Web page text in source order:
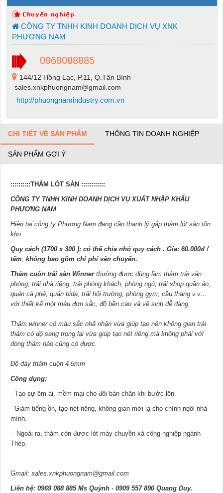
CÔNG TY TNHH KINH DOANH DỊCH VỤ XNK
PHƯƠNG NAM
0969088885
144/12 Hồng Lạc, P.11, Q.Tân Bình
sales.xnkphuongnam@gmail.com
http://phuongnamindustry.com.vn
CHI TIẾT VỀ SẢN PHẨM THÔNG TIN DOANH NGHIỆP
SẢN PHẨM GỢI Ý
::::::::::THẢM LÓT SÀN ::::::::::::
CÔNG TY TNHH KINH DOANH DỊCH VỤ XUẤT NHẬP KHẨU
PHƯƠNG NAM
Hiện tại công ty Phương Nam đang cần thanh lý gấp thảm lót sàn tồn
kho.
Quy cách (1700 x 300 ): có thể chia nhỏ quy cách . Gía: 60.000đ /
tấm, không bao gồm chi phí vận chuyển.
Thảm cuộn trải sàn Winnerthường được dùng làm thảm trải văn
phòng, trải nhà riêng, trải phòng khách, phòng ngủ, trải shop quần áo,
quán cà phê, quán bida, trải hội trường, phòng gym, cầu thang v.v…
với thiết kế một màu đơn sắc, đồ bền cao và vệ sinh dễ dàng.
Thảm winner có màu sắc nhã nhặn vừa giúp tạo nên không gian trải
thảm có dộ sang trọng lại vừa giúp tạo nét riêng mà không phải với
dòng thảm nào cũng có được.
Độ dày thảm cuộn 4-5mm
Công dụng:
- Tạo sự êm ái, mềm mại cho đôi bàn chân khi bước lên.
- Giảm tiếng ồn, tạo nét riêng, không gian mới lạ cho chính ngôi nhà
mình.
- Ngoài ra, thảm còn được lót máy chuyền xả công nghiệp ngành
Thép.
Gmail: sales.xnkphuongnam@gmail.com
Liên hệ: 0969 088 885 Ms Quỳnh - 0909 557 890 Quang Duy.